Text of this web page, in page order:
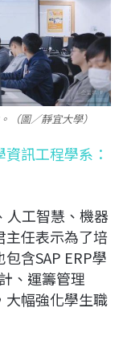
（圖／靜宜大學）
訊工程學系：
人工智慧、機器
主任表示為了培
含SAP ERP學
、運籌管理
大幅強化學生職